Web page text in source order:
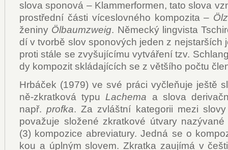
slo­va spo­no­vá – Kla­m­mer­for­men, ta­to slo­va
pro­střed­ní čás­ti ví­ce­slov­né­ho kom­po­zi­ta –
že­ni­ny Ölbaum­zweig. Ně­mec­ký lin­gvis­ta
dí v tvor­bě slov spo­no­vých je­den z nej­star­ších
pro­ti stá­le se zvy­šu­jí­cí­mu vy­tvá­ře­ní tzv.
dy kom­po­zit sklá­da­jí­cích se z vět­ší­ho po­čtu
Hr­bá­ček (1979) ve své prá­ci vy­čleňuje ješ­tě
ně-zkrat­ko­vá ty­pu La­che­ma a slo­va
např.pro­f­ka. Za zvlášt­ní ka­te­go­rii me­zi slo­vy
po­va­žu­je slo­že­né zkrat­ko­vé útva­ry
(3) kom­po­zi­ce abre­vi­a­tu­ry. Jed­ná se o
kou a úpl­ným slo­vem. Zkrat­ka za­u­jí­má v